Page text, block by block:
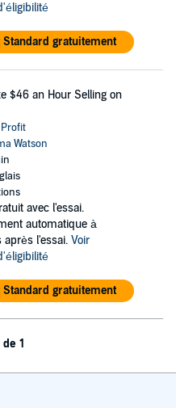
Standard gratuitement
$46 an Hour Selling on
Watson
avec l'essai.
automatique à
après l'essai. Voir
Standard gratuitement
de 1